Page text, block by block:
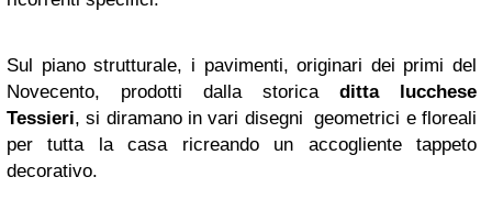
Sul piano strutturale, i pavimenti, originari dei primi del
Novecento, prodotti dalla storica ditta lucchese
Tessieri, si diramano in vari disegni geometrici e floreali
per tutta la casa ricreando un accogliente tappeto
decorativo.